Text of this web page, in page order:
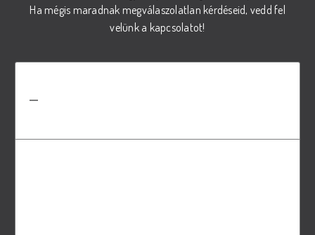
Ha mégis maradnak megválaszolatlan kérdéseid, vedd fel
velünk a kapcsolatot!